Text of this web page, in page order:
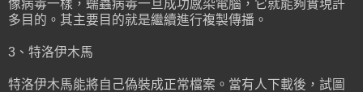
像病毒一樣，蠕蟲病毒一旦成功感染電腦，它就能夠實現許
多目的。其主要目的就是繼續進行複製傳播。
3、特洛伊木馬
特洛伊木馬能將自己偽裝成正常檔案。當有人下載後，試圖